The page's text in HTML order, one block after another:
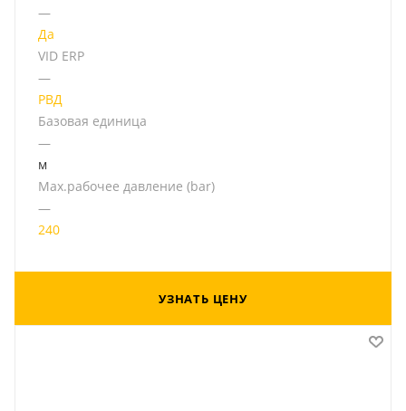
—
Да
VID ERP
—
РВД
Базовая единица
—
м
Мах.рабочее давление (bar)
—
240
УЗНАТЬ ЦЕНУ